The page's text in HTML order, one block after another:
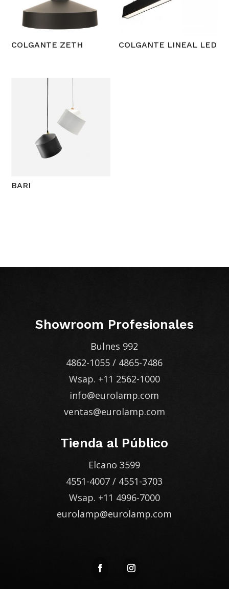
COLGANTE ZETH COLGANTE LINEAL LED
BARI
Showroom Profesionales
Bulnes 992
4862-1055 / 4865-7486
Wsap. +11 2562-1000
info@eurolamp.com
ventas@eurolamp.com
Tienda al Público
Elcano 3599
4551-4007 / 4551-3703
Wsap. +11 4996-7000
eurolamp@eurolamp.com